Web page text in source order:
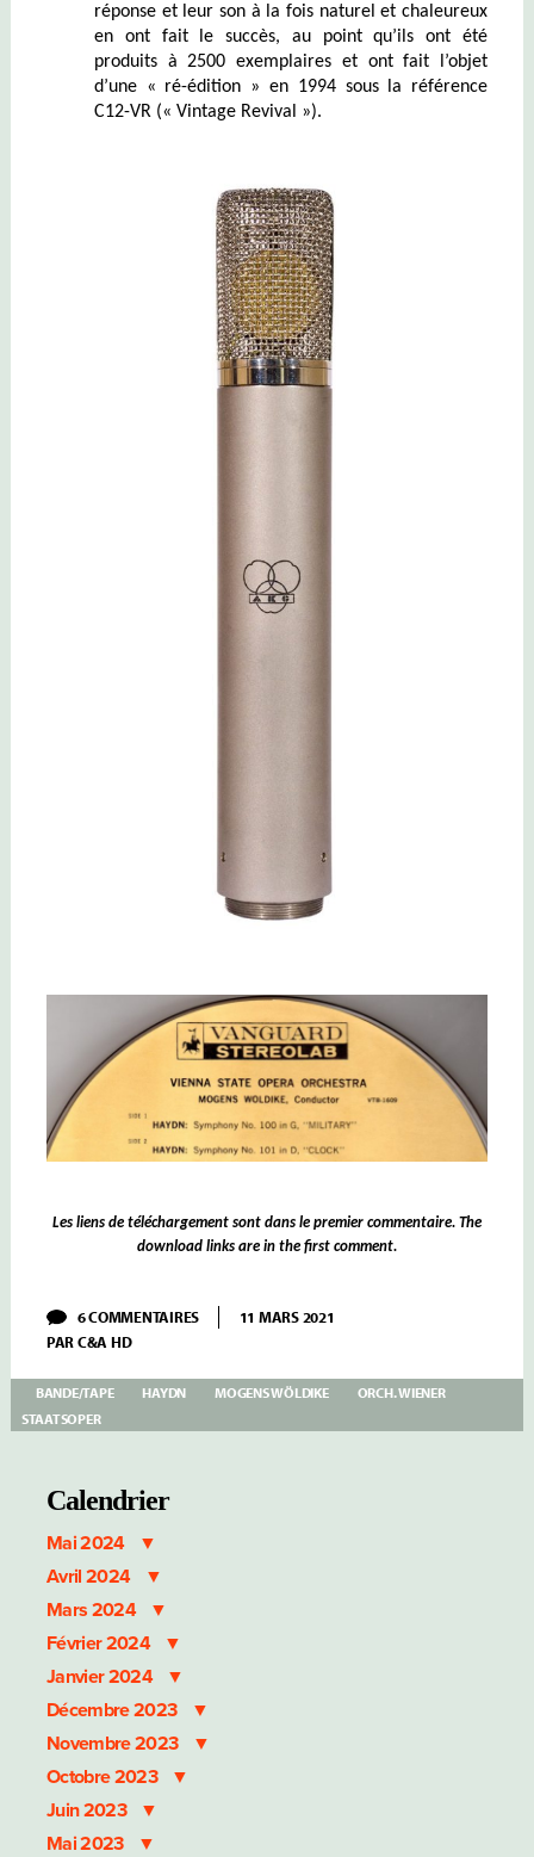
réponse et leur son à la fois naturel et chaleureux
en ont fait le succès, au point qu’ils ont été
produits à 2500 exemplaires et ont fait l’objet
d’une « ré-édition » en 1994 sous la référence
C12-VR (« Vintage Revival »).
Les liens de téléchargement sont dans le premier commentaire. The
download links are in the first comment.
6 COMMENTAIRESSUR
MOGENS
HAYDN
N°
11 MARS 2021
PARC&A HD
BANDE/TAPE HAYDN MOGENS WÖLDIKE
ORCH. WIENER
STAATSOPER
Calendrier
Mai 2024
Avril 2024
Mars 2024
Février 2024
Janvier 2024
Décembre 2023
Novembre 2023
Octobre 2023
Juin 2023
Mai 2023